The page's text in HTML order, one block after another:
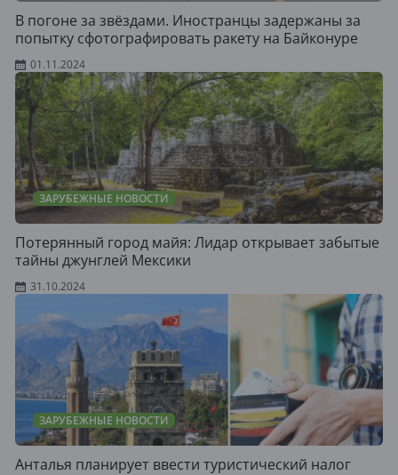
В погоне за звёздами. Иностранцы задержаны за
попытку сфотографировать ракету на Байконуре
01.11.2024
ЗАРУБЕЖНЫЕ НОВОСТИ
Потерянный город майя: Лидар открывает забытые
тайны джунглей Мексики
31.10.2024
ЗАРУБЕЖНЫЕ НОВОСТИ
Анталья планирует ввести туристический налог